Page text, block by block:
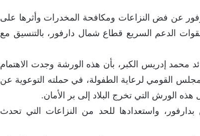
عن فض النزاعات ومكافحة المخدرات وأثرها على
الدعم السريع قطاع شمال دارفور، بالتنسيق مع
محمد إدريس الكبر، بأن هذه الورشة وجدت الاهتمام
القومي لرعاية الطفولة، في حملته التوعوية عن
الورش التي تخرج البلاد إلى بر الأمان.
واستعدادها للحد من النزاعات التي تحدث